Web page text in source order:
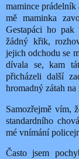
mamince
mě maminka
Gestapáci ho
žádný křik,
jejich odchodu se
dívala se, kam
přicházeli další
hromadný zátah
Samozřejmě vím,
standardního
mé vnímání
Často jsem